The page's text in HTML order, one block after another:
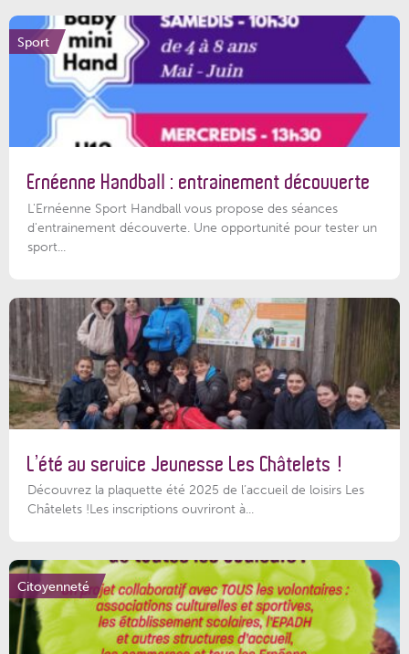
Sport
Ernéenne Handball : entrainement découverte
L'Ernéenne Sport Handball vous propose des séances
d'entrainement découverte. Une opportunité pour tester un
sport...
L’été au service Jeunesse Les Châtelets !
Découvrez la plaquette été 2025 de l’accueil de loisirs Les
Châtelets !Les inscriptions ouvriront à...
Citoyenneté